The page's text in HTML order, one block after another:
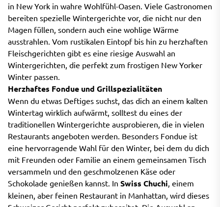
in New York in wahre Wohlfühl-Oasen. Viele Gastronomen
bereiten spezielle Wintergerichte vor, die nicht nur den
Magen füllen, sondern auch eine wohlige Wärme
ausstrahlen. Vom rustikalen Eintopf bis hin zu herzhaften
Fleischgerichten gibt es eine riesige Auswahl an
Wintergerichten, die perfekt zum frostigen New Yorker
Winter passen.
Herzhaftes Fondue und Grillspezialitäten
Wenn du etwas Deftiges suchst, das dich an einem kalten
Wintertag wirklich aufwärmt, solltest du eines der
traditionellen Wintergerichte ausprobieren, die in vielen
Restaurants angeboten werden. Besonders Fondue ist
eine hervorragende Wahl für den Winter, bei dem du dich
mit Freunden oder Familie an einem gemeinsamen Tisch
versammeln und den geschmolzenen Käse oder
Schokolade genießen kannst. In Swiss Chuchi , einem
kleinen, aber feinen Restaurant in Manhattan, wird dieses